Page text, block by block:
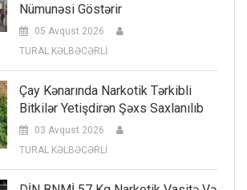
Nümunəsi Göstərir
05 Avqust 2026
TURAL KƏLBƏCƏRLİ
Çay Kənarında Narkotik Tərkibli
Bitkilər Yetişdirən Şəxs Saxlanılıb
03 Avqust 2026
TURAL KƏLBƏCƏRLİ